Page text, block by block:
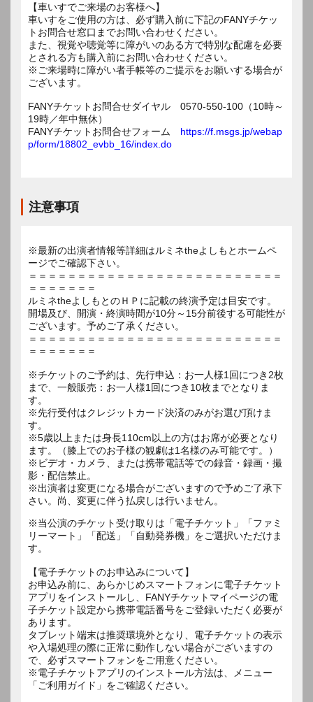
【車いすでご来場のお客様へ】
車いすをご使用の方は、必ず購入前に下記のFANYチケッ
トお問合せ窓口までお問い合わせください。
また、視覚や聴覚等に障がいのある方で特別な配慮を必要
とされる方も購入前にお問い合わせください。
※ご来場時に障がい者手帳等のご提示をお願いする場合が
ございます。
FANYチケットお問合せダイヤル 0570-550-100（10時～
19時／年中無休）
FANYチケットお問合せフォーム https://f.msgs.jp/webap
p/form/18802_evbb_16/index.do
注意事項
※最新の出演者情報等詳細はルミネtheよしもとホームペ
ージでご確認下さい。
＝＝＝＝＝＝＝＝＝＝＝＝＝＝＝＝＝＝＝＝＝＝＝＝＝＝
＝＝＝＝＝＝＝
ルミネtheよしもとのＨＰに記載の終演予定は目安です。
開場及び、開演・終演時間が10分～15分前後する可能性が
ございます。予めご了承ください。
＝＝＝＝＝＝＝＝＝＝＝＝＝＝＝＝＝＝＝＝＝＝＝＝＝＝
＝＝＝＝＝＝＝
※チケットのご予約は、先行申込：お一人様1回につき2枚
まで、一般販売：お一人様1回につき10枚までとなりま
す。
※先行受付はクレジットカード決済のみがお選び頂けま
す。
※5歳以上または身長110cm以上の方はお席が必要となり
ます。（膝上でのお子様の観劇は1名様のみ可能です。）
※ビデオ・カメラ、または携帯電話等での録音・録画・撮
影・配信禁止。
※出演者は変更になる場合がございますので予めご了承下
さい。尚、変更に伴う払戻しは行いません。
※当公演のチケット受け取りは「電子チケット」「ファミ
リーマート」「配送」「自動発券機」をご選択いただけま
す。
【電子チケットのお申込みについて】
お申込み前に、あらかじめスマートフォンに電子チケット
アプリをインストールし、FANYチケットマイページの電
子チケット設定から携帯電話番号をご登録いただく必要が
あります。
タブレット端末は推奨環境外となり、電子チケットの表示
や入場処理の際に正常に動作しない場合がございますの
で、必ずスマートフォンをご用意ください。
※電子チケットアプリのインストール方法は、メニュー
「ご利用ガイド」をご確認ください。